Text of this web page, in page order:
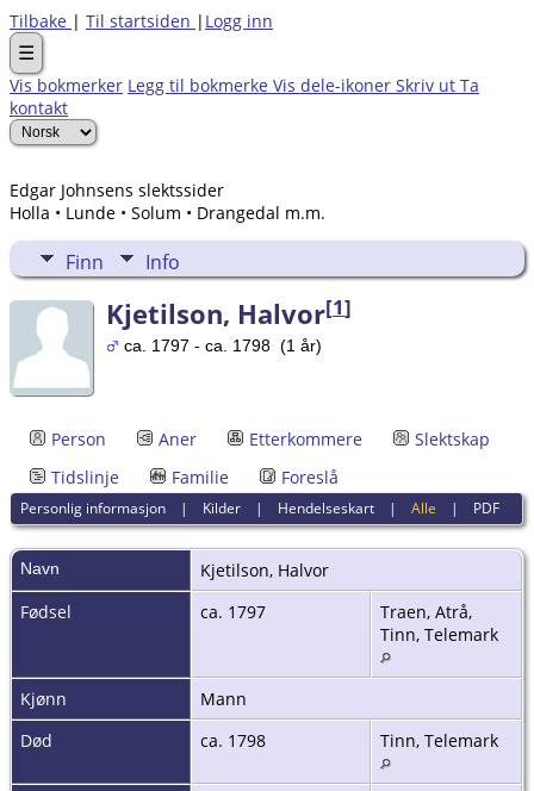
Tilbake | Til startsiden | Logg inn
☰
Vis bokmerker Legg til bokmerke Vis dele-ikoner Skriv ut Ta
kontakt
Edgar Johnsens slektssider
Holla • Lunde • Solum • Drangedal m.m.
Finn Info
Kjetilson, Halvor[1]
ca. 1797 - ca. 1798 (1 år)
Person Aner Etterkommere
Slektskap
Tidslinje
Familie Foreslå
Personlig informasjon | Kilder | Hendelseskart |Alle | PDF
Navn Kjetilson, Halvor
Fødsel
ca. 1797
Traen, Atrå,
Tinn, Telemark
Kjønn
Mann
Død
ca. 1798 Tinn, Telemark